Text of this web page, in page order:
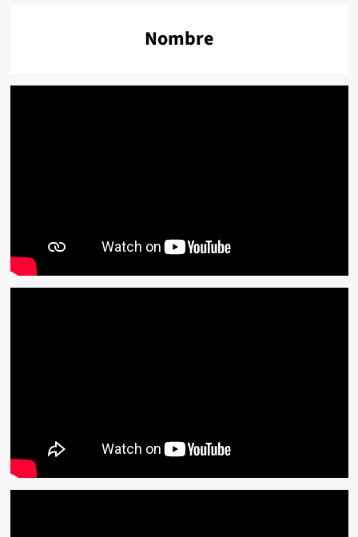
Nombre